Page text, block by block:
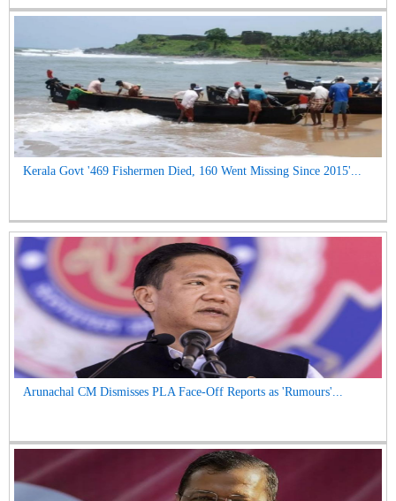
Kerala Govt '469 Fishermen Died, 160 Went Missing Since 2015'...
Arunachal CM Dismisses PLA Face-Off Reports as 'Rumours'...